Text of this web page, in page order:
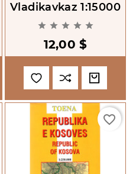
Vladikavkaz 1:15000
    
12,00 $
favorite_border